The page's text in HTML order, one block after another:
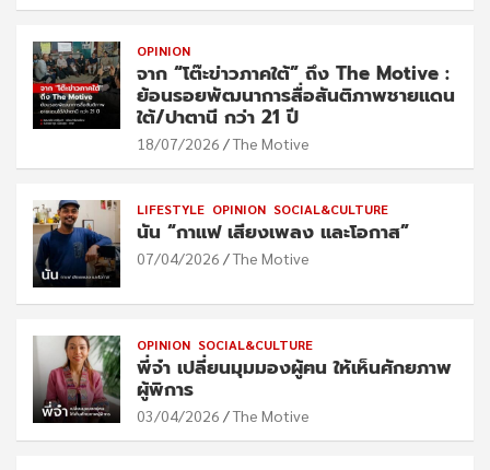
OPINION
จาก “โต๊ะข่าวภาคใต้” ถึง The Motive :
ย้อนรอยพัฒนาการสื่อสันติภาพชายแดน
ใต้/ปาตานี กว่า 21 ปี
18/07/2026 The Motive
LIFESTYLE OPINION SOCIAL&CULTURE
นัน “กาแฟ เสียงเพลง และโอกาส”
07/04/2026 The Motive
OPINION SOCIAL&CULTURE
พี่จ๋า เปลี่ยนมุมมองผู้ฅน ให้เห็นศักยภาพ
ผู้พิการ
03/04/2026 The Motive